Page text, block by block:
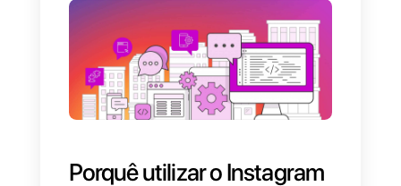
8) Descobrir as menções
possível identificar as menções
contidas nas fotografias e vídeos
publicados na plataforma, à
exceção das stories e dos